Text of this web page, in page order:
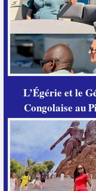
L’Égérie et le
Congolaise au